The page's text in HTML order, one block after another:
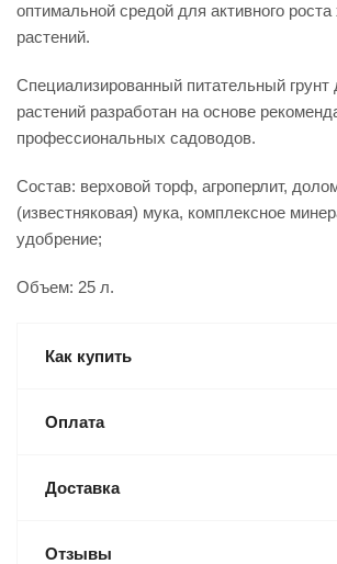
оптимальной средой для активного
растений.
Специализированный питательный грунт
растений разработан на основе
профессиональных садоводов.
Состав: верховой торф, агроперлит,
(известняковая) мука, комплексное
удобрение;
Объем: 25 л.
Как купить
Оплата
Доставка
Отзывы